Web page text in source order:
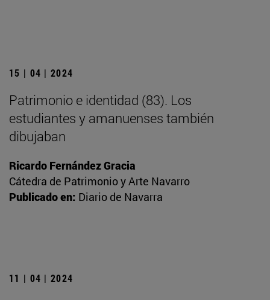
15 | 04 | 2024
Patrimonio e identidad (83). Los
estudiantes y amanuenses también
dibujaban
Ricardo Fernández Gracia
Cátedra de Patrimonio y Arte Navarro
Publicado en: Diario de Navarra
11 | 04 | 2024